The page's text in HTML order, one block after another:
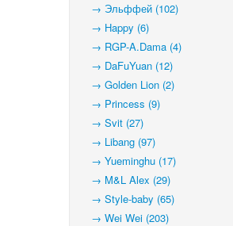
→ Эльффей (102)
→ Happy (6)
→ RGP-A.Dama (4)
→ DaFuYuan (12)
→ Golden Lion (2)
→ Princess (9)
→ Svit (27)
→ Libang (97)
→ Yueminghu (17)
→ M&L Alex (29)
→ Style-baby (65)
→ Wei Wei (203)